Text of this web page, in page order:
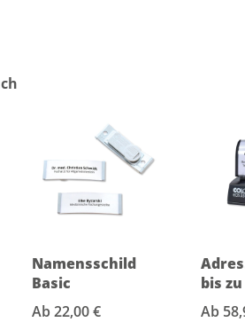
Namensschild
Basic
Ab22,00 €
bis
Ab